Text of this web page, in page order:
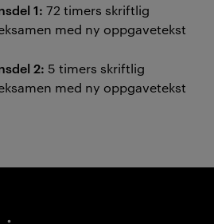
1: 72 timers skriftlig
med ny oppgavetekst
2: 5 timers skriftlig
med ny oppgavetekst